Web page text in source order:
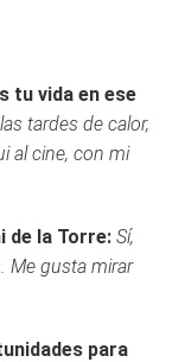
tu vida en ese
tardes de calor,
al cine, con mi
de la Torre: Sí,
Me gusta mirar
para